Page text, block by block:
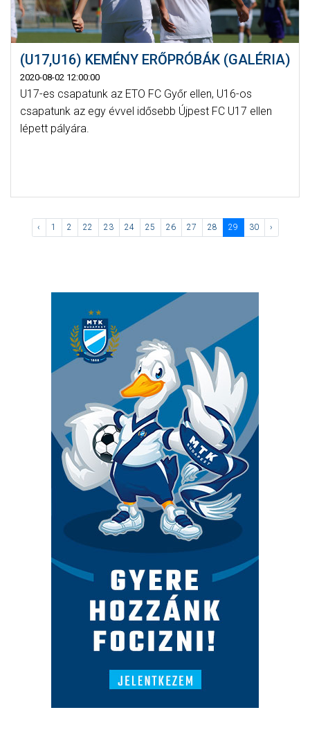
(U17,U16) KEMÉNY ERŐPRÓBÁK (GALÉRIA)
2020-08-02 12:00:00
U17-es csapatunk az ETO FC Győr ellen, U16-os
csapatunk az egy évvel idősebb Újpest FC U17 ellen
lépett pályára.
‹ 1 2 22 23 24 25 26 27 28 29 30 ›